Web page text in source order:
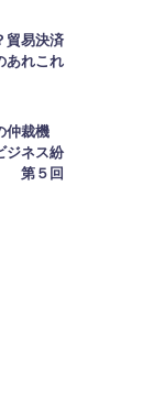
貿易決済
あれこれ
仲裁機
ネス紛
第５回